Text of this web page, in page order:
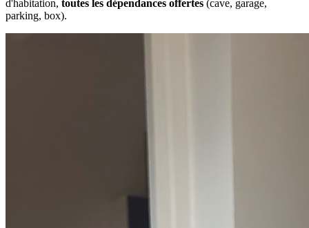
d'habitation, toutes les dépendances offertes (cave, garage,
parking, box).